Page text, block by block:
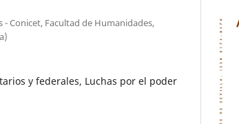
Conicet, Facultad de Humanidades,
y federales, Luchas por el poder